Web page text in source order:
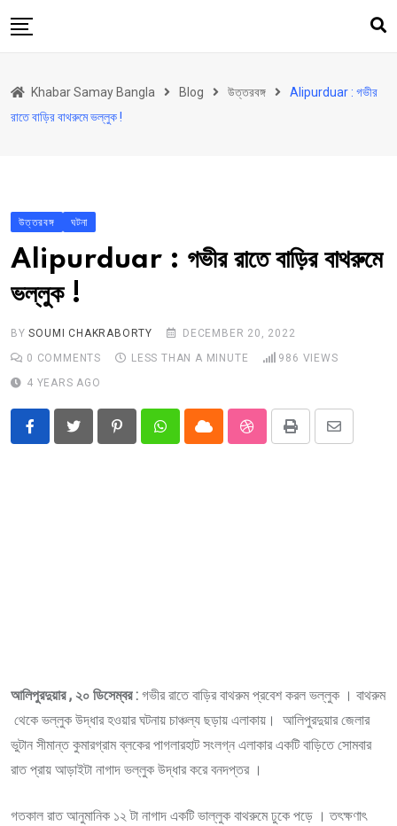
to
উত্তরবঙ্গ
আরও কিছু
Contact
Khabar Samay Bangla Blog উত্তরবঙ্গ
Alipurduar : গভীর
রাতে বাড়ির বাথরুমে ভল্লুক !
উত্তরবঙ্গ ঘটনা
Alipurduar : গভীর রাতে বাড়ির বাথরুমে
ভল্লুক !
BYSOUMI CHAKRABORTY
DECEMBER 20, 2022
0 COMMENTS LESS THAN A MINUTE 986 VIEWS
4 YEARS AGO
PinterestWhatsappCloud StumbleUpon
Print
Share
আলিপুরদুয়ার , ২০ ডিসেম্বর : গভীর রাতে বাড়ির বাথরুম প্রবেশ করল ভল্লুক । বাথরুম
থেকে ভল্লুক উদ্ধার হওয়ার ঘটনায় চাঞ্চল্য ছড়ায় এলাকায়। ‌ আলিপুরদুয়ার জেলার
ভুটান সীমান্ত কুমারগ্রাম ব্লকের পাগলারহাট সংলগ্ন এলাকার একটি বাড়িতে সোমবার
রাত প্রায় আড়াইটা নাগাদ ভল্লুক উদ্ধার করে বনদপ্তর ।
গতকাল রাত আনুমানিক ১২ টা নাগাদ একটি ভাল্লুক বাথরুমে ঢুকে পড়ে । তৎক্ষণাৎ